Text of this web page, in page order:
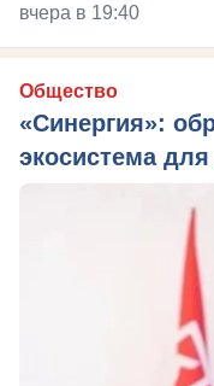
вчера в 19:40
Общество
«Синергия»:
экосистема